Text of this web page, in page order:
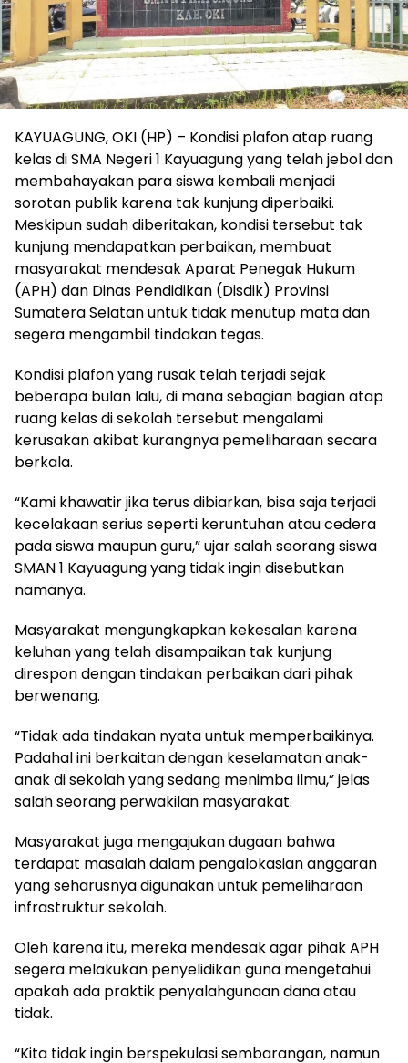
KAYUAGUNG, OKI (HP) – Kondisi plafon atap ruang
kelas di SMA Negeri 1 Kayuagung yang telah jebol dan
membahayakan para siswa kembali menjadi
sorotan publik karena tak kunjung diperbaiki.
Meskipun sudah diberitakan, kondisi tersebut tak
kunjung mendapatkan perbaikan, membuat
masyarakat mendesak Aparat Penegak Hukum
(APH) dan Dinas Pendidikan (Disdik) Provinsi
Sumatera Selatan untuk tidak menutup mata dan
segera mengambil tindakan tegas.
Kondisi plafon yang rusak telah terjadi sejak
beberapa bulan lalu, di mana sebagian bagian atap
ruang kelas di sekolah tersebut mengalami
kerusakan akibat kurangnya pemeliharaan secara
berkala.
“Kami khawatir jika terus dibiarkan, bisa saja terjadi
kecelakaan serius seperti keruntuhan atau cedera
pada siswa maupun guru,” ujar salah seorang siswa
SMAN 1 Kayuagung yang tidak ingin disebutkan
namanya.
Masyarakat mengungkapkan kekesalan karena
keluhan yang telah disampaikan tak kunjung
direspon dengan tindakan perbaikan dari pihak
berwenang.
“Tidak ada tindakan nyata untuk memperbaikinya.
Padahal ini berkaitan dengan keselamatan anak-
anak di sekolah yang sedang menimba ilmu,” jelas
salah seorang perwakilan masyarakat.
Masyarakat juga mengajukan dugaan bahwa
terdapat masalah dalam pengalokasian anggaran
yang seharusnya digunakan untuk pemeliharaan
infrastruktur sekolah.
Oleh karena itu, mereka mendesak agar pihak APH
segera melakukan penyelidikan guna mengetahui
apakah ada praktik penyalahgunaan dana atau
tidak.
“Kita tidak ingin berspekulasi sembarangan, namun